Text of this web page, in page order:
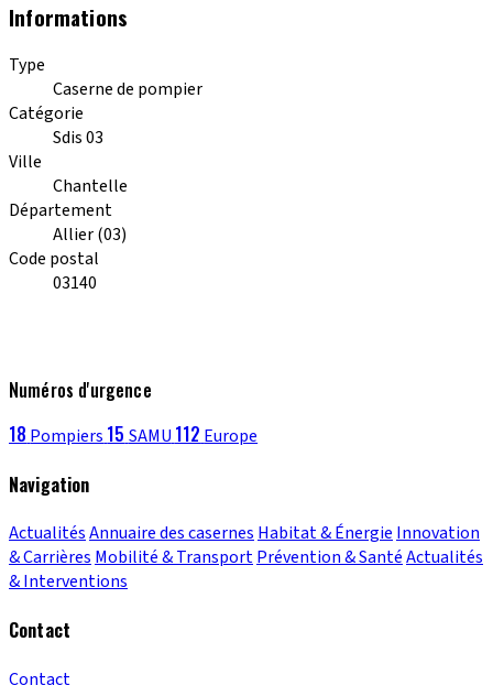
Informations
Type
Caserne de pompier
Catégorie
Sdis 03
Ville
Chantelle
Département
Allier (03)
Code postal
03140
Numéros d'urgence
18 Pompiers 15 SAMU 112 Europe
Navigation
ActualitésAnnuaire des casernes Habitat & Énergie Innovation
& Carrières Mobilité & TransportPrévention & SantéActualités
& Interventions
Contact
Contact